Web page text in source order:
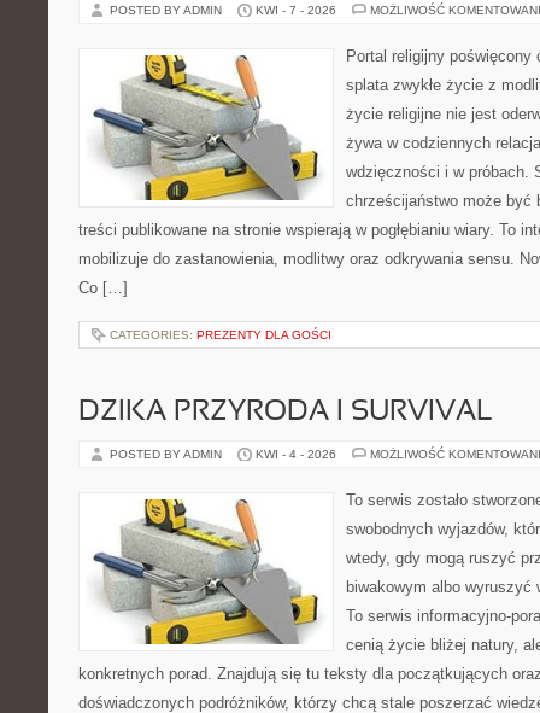
POSTED BY ADMIN KWI - 7 - 2026 MOŻLIWOŚĆ
Portal religijny
splata zwykłe życie z
życie religijne nie jest
żywa w codziennych
wdzięczności i w próbach.
chrześcijaństwo może być
treści publikowane na stronie wspierają w pogłębianiu wiary. To
mobilizuje do zastanowienia, modlitwy oraz odkrywania sensu.
Co […]
CATEGORIES: PREZENTY DLA GOŚCI
DZIKA PRZYRODA I SURVIVAL
POSTED BY ADMIN KWI - 4 - 2026 MOŻLIWOŚĆ
To serwis zostało
swobodnych wyjazdów,
wtedy, gdy mogą ruszyć
biwakowym albo wyruszyć
To serwis informacyjno-
cenią życie bliżej natury,
konkretnych porad. Znajdują się tu teksty dla początkujących
doświadczonych podróżników, którzy chcą stale poszerzać